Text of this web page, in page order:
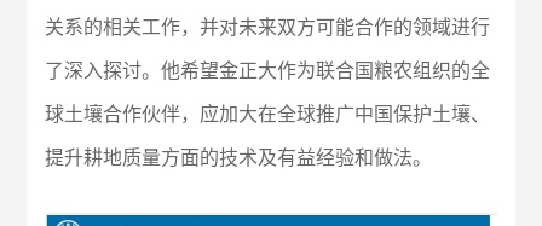
关系的相关工作，并对未来双方可能合作的领域进行
了深入探讨。他希望金正大作为联合国粮农组织的全
球土壤合作伙伴，应加大在全球推广中国保护土壤、
提升耕地质量方面的技术及有益经验和做法。